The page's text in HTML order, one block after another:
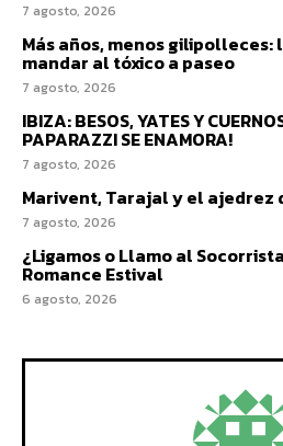
7 agosto, 2026
Más años, menos gilipolleces:
mandar al tóxico a paseo
7 agosto, 2026
IBIZA: BESOS, YATES Y
PAPARAZZI SE ENAMORA!
7 agosto, 2026
Marivent, Tarajal y el ajedrez
7 agosto, 2026
¿Ligamos o Llamo al
Romance Estival
6 agosto, 2026